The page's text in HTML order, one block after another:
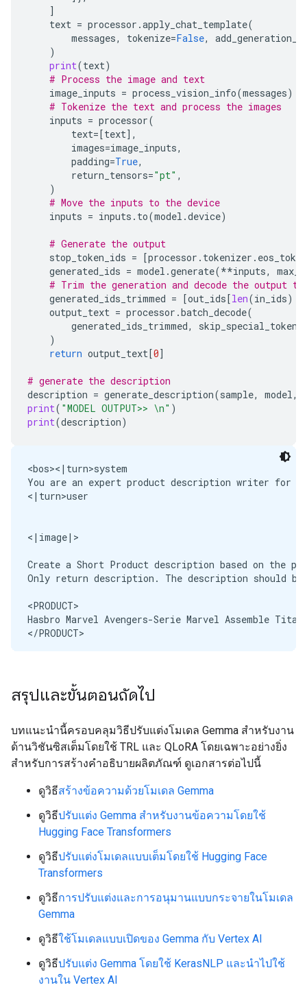
]
text = processor .apply_chat_template(
messages, tokenize=False,
)
print(text)
# Process the image and text
image_inputs = process_vision_info(messages)
# Tokenize the text and process the images
inputs = processor(
text=[text],
images=image_inputs,
padding=True,
return_tensors="pt" ,
)
# Move the inputs to the device
inputs = inputs . to(model .device)
# Generate the output
stop_token_ids = [processor . tokenizer .
generated_ids = model .generate(**inputs,
# Trim the generation and decode the output
generated_ids_trimmed = [out_ids[len(in_ids)
output_text = processor .batch_decode(
generated_ids_trimmed, skip_special_tokens
)
return output_text[0]
# generate the description
description = generate_description(sample, model,
print( "MODEL OUTPUT>> \n" )
print(description)
<bos><|turn>system
You are an expert product description writer for
<|turn>user
<|image|>
Create a Short Product description based on the
Only return description. The description should
<PRODUCT>
Hasbro Marvel Avengers-Serie Marvel Assemble
</PRODUCT>
</CATEGORY><turn|>
<|turn>model
MODEL OUTPUT>>
สรุปและขั้นตอนถัดไป
บทแนะนำนี้ครอบคลุมวิธีปรับแต่งโมเดล Gemma สำหรับงาน
ด้านวิชันซิสเต็มโดยใช้ TRL และ QLoRA โดยเฉพาะอย่างยิ่ง
สำหรับการสร้างคำอธิบายผลิตภัณฑ์ ดูเอกสารต่อไปนี้
ดูวิธีสร้างข้อความด้วยโมเดล Gemma
ดูวิธีปรับแต่ง Gemma สำหรับงานข้อความโดยใช้
Hugging Face Transformers
ดูวิธีปรับแต่งโมเดลแบบเต็มโดยใช้ Hugging Face
Transformers
ดูวิธีการปรับแต่งและการอนุมานแบบกระจายในโมเดล
Gemma
ดูวิธีใช้โมเดลแบบเปิดของ Gemma กับ Vertex AI
ดูวิธีปรับแต่ง Gemma โดยใช้ KerasNLP และนำไปใช้
งานใน Vertex AI